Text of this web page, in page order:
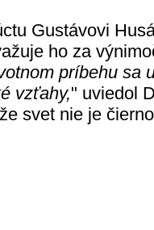
Gustávovi
ho za
príbehu sa
vzťahy," uviedol
svet nie je